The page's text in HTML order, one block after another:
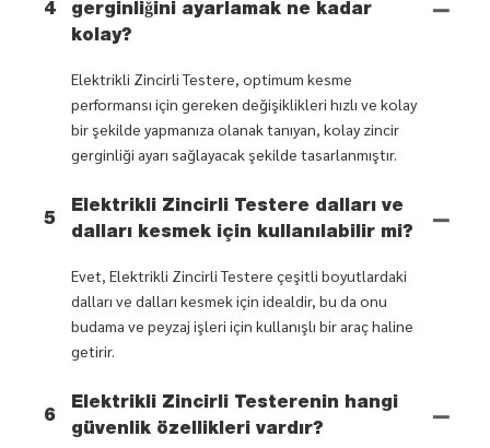
4
gerginliğini ayarlamak ne kadar
kolay?
Elektrikli Zincirli Testere, optimum kesme
performansı için gereken değişiklikleri hızlı ve kolay
bir şekilde yapmanıza olanak tanıyan, kolay zincir
gerginliği ayarı sağlayacak şekilde tasarlanmıştır.
5
Elektrikli Zincirli Testere dalları ve
dalları kesmek için kullanılabilir mi?
Evet, Elektrikli Zincirli Testere çeşitli boyutlardaki
dalları ve dalları kesmek için idealdir, bu da onu
budama ve peyzaj işleri için kullanışlı bir araç haline
getirir.
6
Elektrikli Zincirli Testerenin hangi
güvenlik özellikleri vardır?